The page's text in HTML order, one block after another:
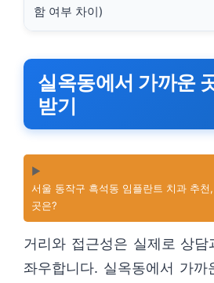
함 여부 차이)
실옥동에서 가까운
받기
▶️
서울 동작구 흑석동 임플란트 치과 추
곳은?
거리와 접근성은 실제로 상
좌우합니다. 실옥동에서 가까